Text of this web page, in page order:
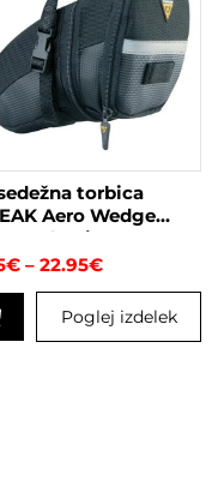
torbica
Aero Wedge
s trakovi
€ – 22.95€Cenovni
od
14.95€
do
Poglej izdelek